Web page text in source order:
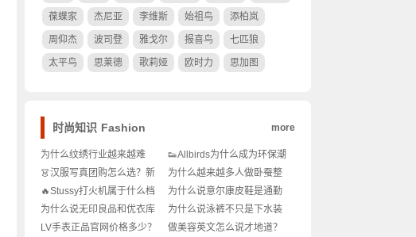
葆蝶家 杰尼亚 李维斯 始祖鸟 添柏岚
周仰杰 波司登 雅戈尔 报喜鸟 七匹狼
太平鸟 思莱德 歌莉娅 欧时力 思加图
时尚知识 Fashion more
为什么纹绣行业越来越难
做？新手入行到底要注意什
么？🔥
👟Allbirds为什么成为环保潮
人新宠？可持续穿搭怎么
搭？🌿
👗汉服写真团购怎么选？新
手必看的拍摄攻略！✨
为什么越来越多人做卧蚕整
形手术？✨真能变初恋脸
吗？👀
🔥Stussy打火机属于什么档
次？潮牌经典单品价值解
析！
为什么说意尔康皮鞋是通勤
男士的性价比之光？💼怎么
穿才不老气还显质感？
为什么说无印良品和优衣库
穿搭风格差这么多？🛍️怎么
为什么说泳裤不只是下水装
备？🌊男生夏日穿搭怎么选
LV手表正品官网价格多少？
做美容英文怎么说才地道？